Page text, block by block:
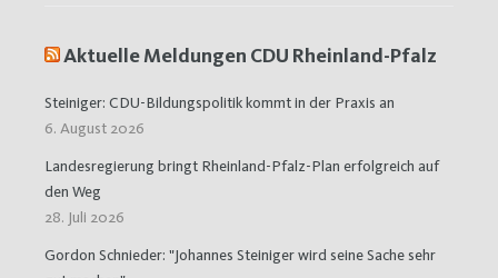
Aktuelle Meldungen CDU Rheinland-Pfalz
Steiniger: CDU-Bildungspolitik kommt in der Praxis an
6. August 2026
Landesregierung bringt Rheinland-Pfalz-Plan erfolgreich auf
den Weg
28. Juli 2026
Gordon Schnieder: "Johannes Steiniger wird seine Sache sehr